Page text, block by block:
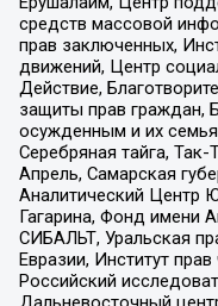
средств массовой
прав заключенных,
движений, Центр
Действие,
защиты прав граждан,
осужденным и их
Серебряная тайга,
Апрель, Самарская
Аналитический Центр
Гагарина, Фонд имени
СИБАЛЬТ, Уральская
Евразии, Институт
Российский